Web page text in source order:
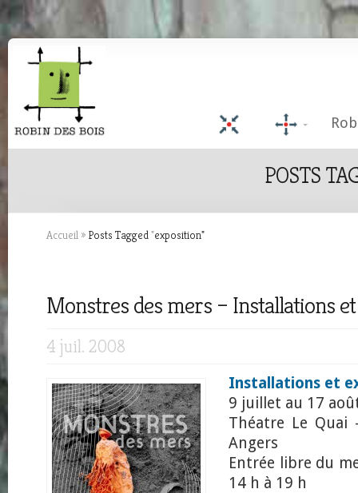
POSTS
Accueil » Posts Tagged"exposition"
Monstres des mers – Installations
4 juil. 2008
Installations et
9 juillet au 17
Théatre Le Quai
Angers
Entrée libre du
14 h à 19 h